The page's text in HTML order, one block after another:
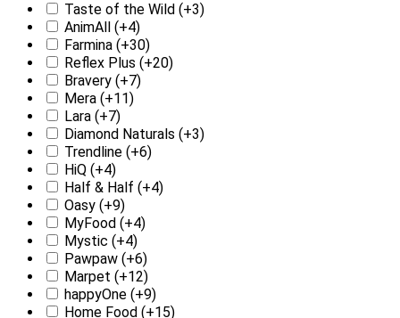
Taste of the Wild (+3)
AnimAll (+4)
Farmina (+30)
Reflex Plus (+20)
Bravery (+7)
Mera (+11)
Lara (+7)
Diamond Naturals (+3)
Trendline (+6)
HiQ (+4)
Half & Half (+4)
Oasy (+9)
MyFood (+4)
Mystic (+4)
Pawpaw (+6)
Marpet (+12)
happyOne (+9)
Home Food (+15)